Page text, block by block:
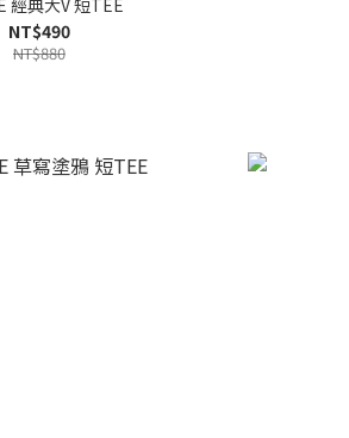
NT$490
NT$880